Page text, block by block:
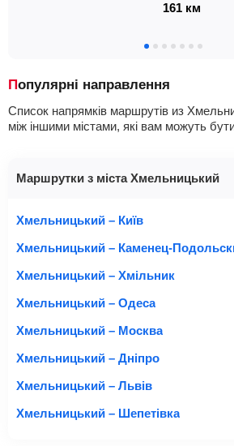
161 км
Популярні направлення
Список напрямків маршрутів из
між іншими містами, які вам можуть бути
Маршрутки з міста Хмельницький
Хмельницький – Київ
Хмельницький – Каменец-
Хмельницький – Хмільник
Хмельницький – Одеса
Хмельницький – Москва
Хмельницький – Дніпро
Хмельницький – Львів
Хмельницький – Шепетівка